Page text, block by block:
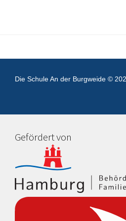
Die Schule An der Burgweide ©
Gefördert von